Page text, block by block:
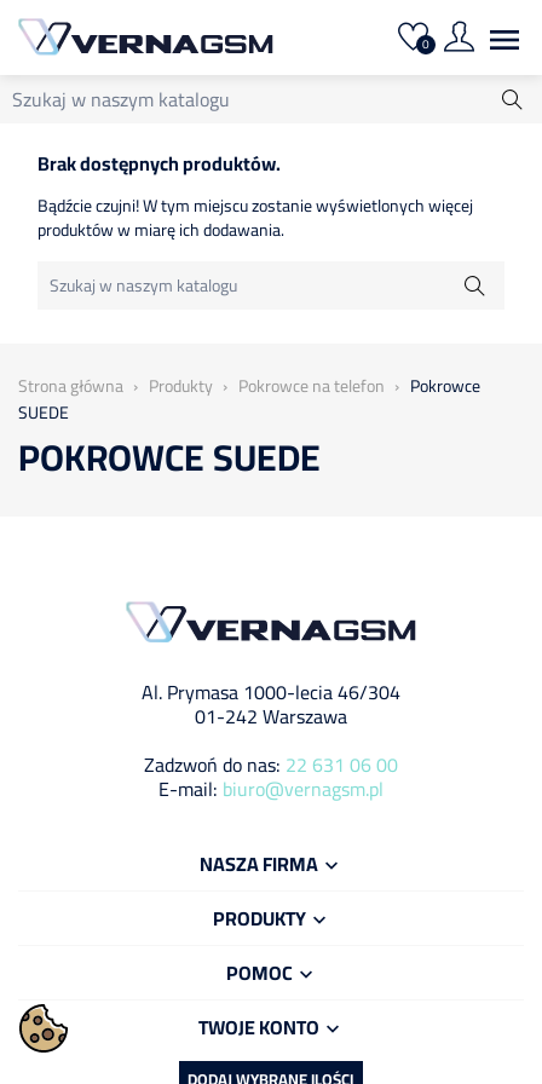
0 
Brak dostępnych produktów.
Bądźcie czujni! W tym miejscu zostanie wyświetlonych więcej
produktów w miarę ich dodawania.
Strona główna Produkty Pokrowce na telefon
Pokrowce
SUEDE
POKROWCE SUEDE
Al. Prymasa 1000-lecia 46/304
01-242 Warszawa
Zadzwoń do nas: 22 631 06 00
E-mail: biuro@vernagsm.pl
NASZA FIRMA 
PRODUKTY 
POMOC 
TWOJE KONTO 